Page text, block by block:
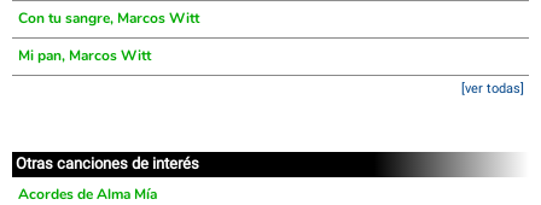
Con tu sangre, Marcos Witt
Mi pan, Marcos Witt
[ver todas]
Otras canciones de interés
Acordes de Alma Mía